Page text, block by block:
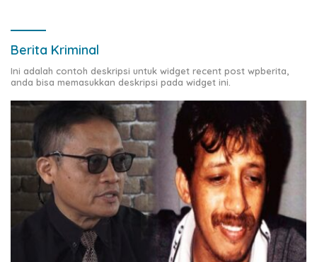
Berita Kriminal
Ini adalah contoh deskripsi untuk widget recent post wpberita,
anda bisa memasukkan deskripsi pada widget ini.